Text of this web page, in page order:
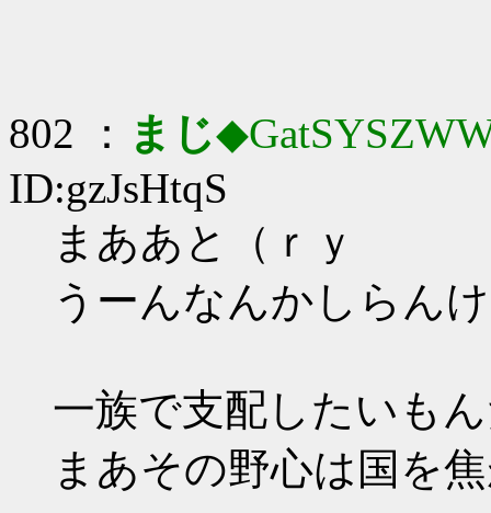
802 ： まじ
ID:gzJsHtqS
まああと（ｒｙ
うーんなんかしらん
一族で支配したいも
まあその野心は国を